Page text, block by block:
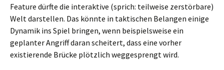
Feature dürfte die interaktive (sprich: teilweise zerstörbare)
Welt darstellen. Das könnte in taktischen Belangen einige
Dynamik ins Spiel bringen, wenn beispielsweise ein
geplanter Angriff daran scheitert, dass eine vorher
existierende Brücke plötzlich weggesprengt wird.